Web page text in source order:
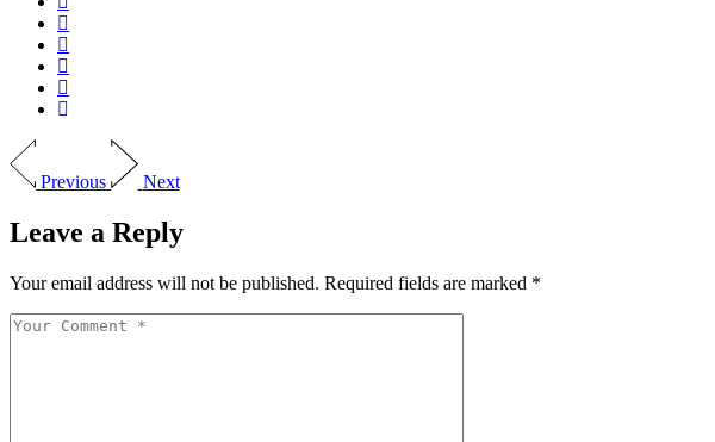
Previous Next
Leave a Reply
Your email address will not be published. Required fields are marked *